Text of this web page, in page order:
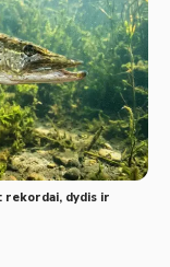
rekordai, dydis ir